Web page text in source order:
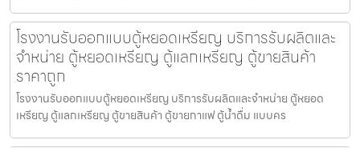
โรงงานรับออกแบบตู้หยอดเหรียญ บริการรับผลิตและ
จำหน่าย ตู้หยอดเหรียญ ตู้แลกเหรียญ ตู้ขายสินค้า
ราคาถูก
โรงงานรับออกแบบตู้หยอดเหรียญ บริการรับผลิตและจำหน่าย ตู้หยอด
เหรียญ ตู้แลกเหรียญ ตู้ขายสินค้า ตู้ขายกาแฟ ตู้น้ำดื่ม แบบคร